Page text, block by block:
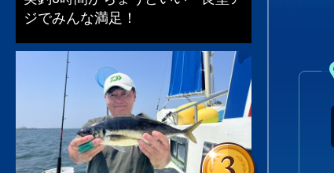
ジでみんな満足！